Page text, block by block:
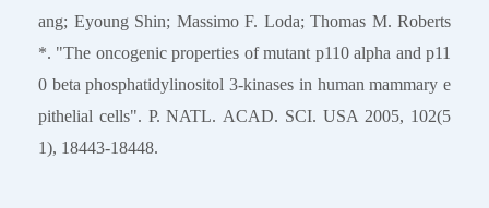
ang; Eyoung Shin; Massimo F. Loda; Thomas M. Roberts
*. "The oncogenic properties of mutant p110 alpha and p11
0 beta phosphatidylinositol 3-kinases in human mammary e
pithelial cells". P. NATL. ACAD. SCI. USA 2005, 102(5
1), 18443-18448.